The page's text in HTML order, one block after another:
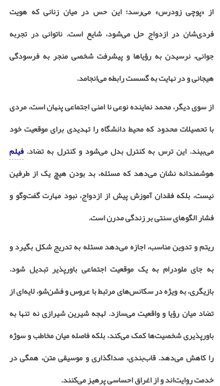
از «پوچی زودرس» می‌رسد؛ این حس در میان زنانی که هویت
فردی‌شان در ازدواج حل می‌شود، شایع است. ناتوانی در تجربه
جوانی، نرسیدن به رؤیاها و پیشرفت شخصی منجر به فرسودگی
هیجانی و در نهایت به گسست رابطه می‌انجامد.
از سوی دیگر، محمد نماینده نوعی نا امنی اجتماعی پنهان است، مردی
با تحصیلات محدود که محیط دانشگاه را تهدیدی برای موقعیت خود
می‌بیند. این ترس به کنترل بدل می‌شود و کنترل به تضاد.فیلم
هوشمندانه نشان می‌دهد که مسئله، بد بودن هیچ ‌یک از طرفین
نیست، بلکه فقدان آموزش پیش از ازدواج، نبود مهارت گفت‌وگو و
فشار الگوهای سنتی بر زندگی مدرن است.
ریتم و تدوین مناسب، اجازه می‌دهد مسئله به ‌تدریج شکل بگیرد و
به‌ جای ملودرام به یک موقعیت اجتماعی باورپذیر تبدیل شود.
بازیگری، به ‌ویژه در سکانس‌های مرتبط با عروس و فشن‌شو، لایه‌ای از
تضاد میان رؤیا و واقعیت می‌سازد. لهجه شیرین شیرازی نه ‌تنها به
باورپذیری شخصیت‌ها کمک می‌کند، بلکه فاصله میان مخاطب و سوژه
را کاهش می‌دهد. قاب‌بندی، صداگذاری و موسیقی متن، همگی در
خدمت روایت‌اند و از اغراق احساسی پرهیز می‌کنند.